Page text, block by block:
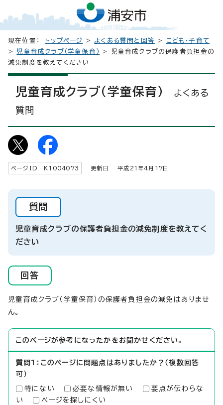
現在位置： トップページ > よくある質問と回答 >
こども・子育て
>
児童育成クラブ（学童保育）
> 児童育成クラブの保護者負担金の
減免制度を教えてください
児童育成クラブ（学童保育）
よくある
質問
ページID K 1004073 更新日 平成 21年4月 17日
質問
児童育成クラブの保護者負担金の減免制度を教えてく
ださい
回答
児童育成クラブ（学童保育）の保護者負担金の減免はありませ
ん。
このページが参考になったかをお聞かせください。
質問1：このページに問題点はありましたか？（複数回答
可）
特にない 必要な情報が無い
要点が伝わらな
い
ページを探しにくい